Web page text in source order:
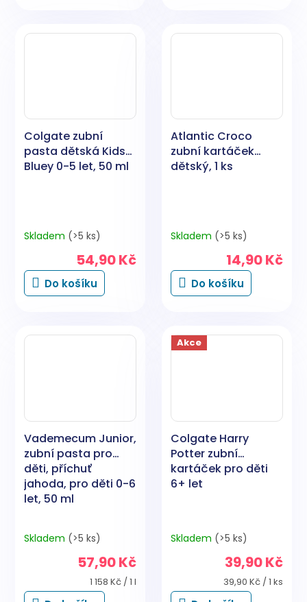
Colgate zubní
pasta dětská Kids
Bluey 0-5 let, 50 ml
Skladem (>5 ks)
54,90 Kč
Do košíku
Atlantic Croco
zubní kartáček
dětský, 1 ks
Skladem (>5 ks)
14,90 Kč
Do košíku
Vademecum Junior,
zubní pasta pro
děti, příchuť
jahoda, pro děti 0-6
let, 50 ml
Skladem (>5 ks)
57,90 Kč
Měrná
cena:
1 158 Kč / 1 l
Akce
Colgate Harry
Potter zubní
kartáček pro děti
6+ let
Skladem (>5 ks)
39,90 Kč
Měrná
cena:
39,90 Kč / 1 ks